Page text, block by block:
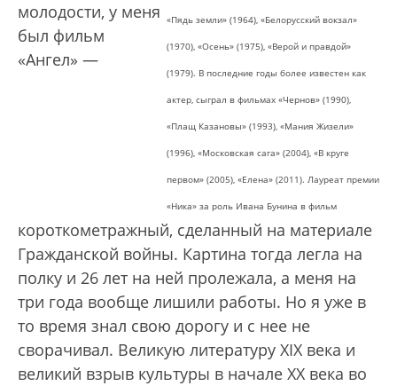
«Пядь земли» (1964), «Белорусский вокзал»
(1970), «Осень» (1975), «Верой и правдой»
(1979). В последние годы более известен как
актер, сыграл в фильмах «Чернов» (1990),
«Плащ Казановы» (1993), «Мания Жизели»
(1996), «Московская сага» (2004), «В круге
первом» (2005), «Елена» (2011). Лауреат премии
«Ника» за роль Ивана Бунина в фильм
молодости, у меня
был фильм
«Ангел» —
короткометражный, сделанный на материале
Гражданской войны. Картина тогда легла на
полку и 26 лет на ней пролежала, а меня на
три года вообще лишили работы. Но я уже в
то время знал свою дорогу и с нее не
сворачивал. Великую литературу XIX века и
великий взрыв культуры в начале XX века во